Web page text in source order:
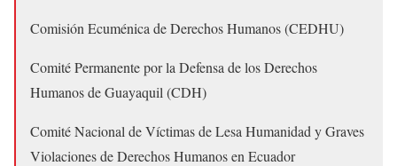
Comisión Ecuménica de Derechos Humanos (CEDHU)
Comité Permanente por la Defensa de los Derechos
Humanos de Guayaquil (CDH)
Comité Nacional de Víctimas de Lesa Humanidad y Graves
Violaciones de Derechos Humanos en Ecuador